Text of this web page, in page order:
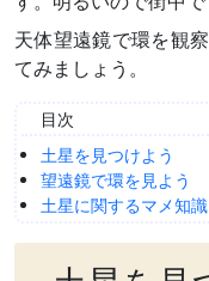
天体望遠鏡で環を観
てみましょう。
目次
土星を見つけよう
望遠鏡で環を見よう
土星に関するマメ知識